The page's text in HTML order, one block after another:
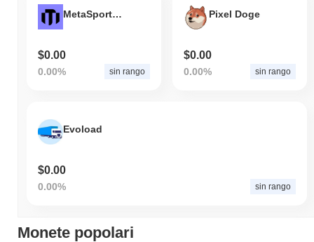
MetaSportsToken
$0.00
0.00% sin rango
Pixel Doge
$0.00
0.00% sin rango
Evoload
$0.00
0.00% sin rango
Monete popolari